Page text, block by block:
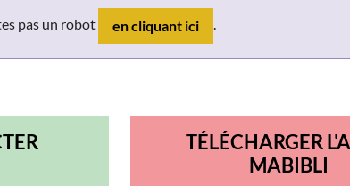
pas un robot en cliquant ici .
TÉLÉCHARGER
MABIBLI